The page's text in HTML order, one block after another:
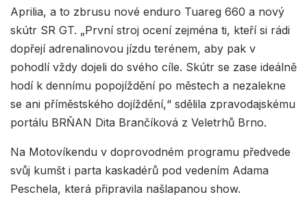
Aprilia, a to zbrusu nové enduro Tuareg 660 a nový
skútr SR GT. „První stroj ocení zejména ti, kteří si rádi
dopřejí adrenalinovou jízdu terénem, aby pak v
pohodlí vždy dojeli do svého cíle. Skútr se zase ideálně
hodí k dennímu popojíždění po městech a nezalekne
se ani příměstského dojíždění,“ sdělila zpravodajskému
portálu BRŇAN Dita Brančíková z Veletrhů Brno.
Na Motovíkendu v doprovodném programu předvede
svůj kumšt i parta kaskadérů pod vedením Adama
Peschela, která připravila našlapanou show.